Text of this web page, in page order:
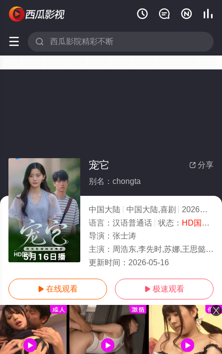
   
 
HD国语
 分享
宠它
别名：chongta
中国大陆 中国大陆,喜剧 2026
10.0
语言： 汉语普通话 状态： HD国语/高清
导演： 张士涛
主演： 周浩东,李先时,苏娜,王思懿,王文,吴春怡,赵汉唐,俞逸夫,余逸蕾,耿岩淅
更新时间： 2026-05-16
 在线观看  极速观看